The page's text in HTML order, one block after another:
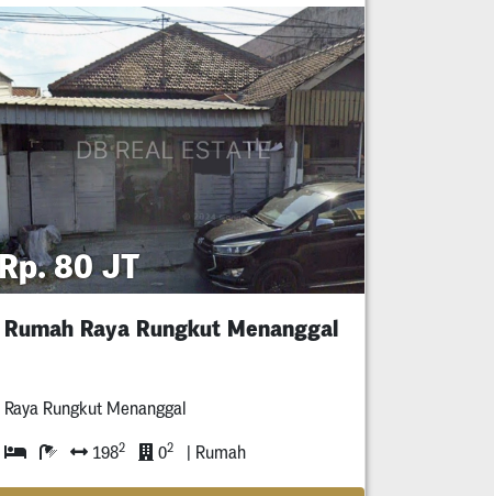
80 JT
Rumah Raya Rungkut Menanggal
Raya Rungkut Menanggal
1982 02 | Rumah